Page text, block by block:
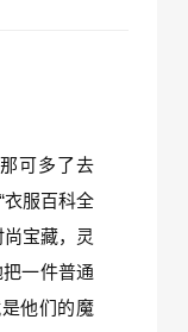
可多了去
衣服百科全
宝藏，灵
一件普通
他们的魔